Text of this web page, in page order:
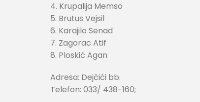
4. Krupalija Memso
5. Brutus Vejsil
6. Karajilo Senad
7. Zagorac Atif
8. Ploskić Agan
Adresa: Dejčići bb.
Telefon: 033/ 438-160;